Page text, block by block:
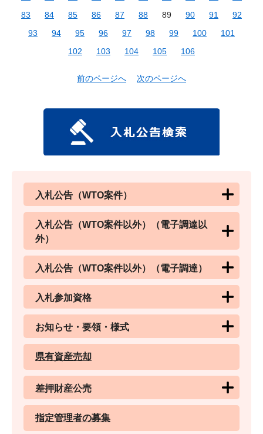
83
84 85 86 87 88 89 90 91
92
93
94 95 96 97 98 99 100
101
102
103 104 105 106
前のページへ 次のページへ
入札公告（WTO案件）
入札公告（WTO案件以外）（電子調達以
外）
入札公告（WTO案件以外）（電子調達）
入札参加資格
お知らせ・要領・様式
県有資産売却
差押財産公売
指定管理者の募集